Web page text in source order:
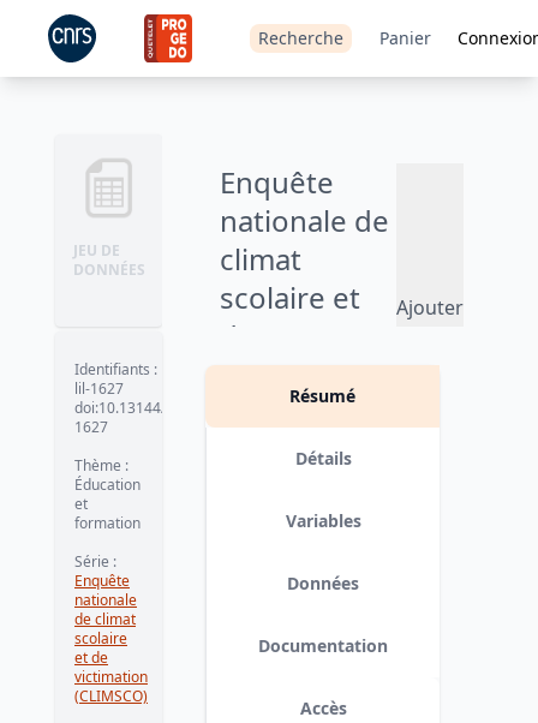
Recherche Panier
JEU DE
DONNÉES
Enquête
nationale de
climat
scolaire et
de
victimation
auprès des
collégiens -
Ajouter
panier
date :2023-09-20
Identifiants :
lil-1627
doi:10.13144/lil-
1627
Thème :
Éducation
et
formation
Série :
Enquête
nationale
de climat
scolaire
et de
victimation
(CLIMSCO)
Résumé
Détails
Variables
Données
Documentation
Accès